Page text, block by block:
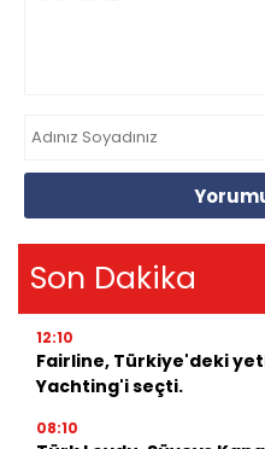
Son Dakika
12:10
Fairline, Türkiye'deki
Yachting'i seçti.
08:10